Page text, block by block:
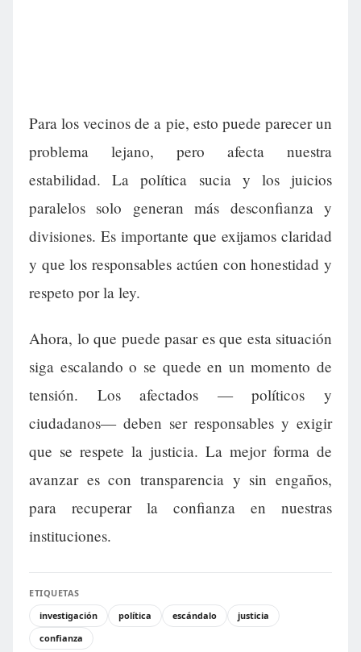
Para los vecinos de a pie, esto puede parecer un
problema lejano, pero afecta nuestra
estabilidad. La política sucia y los juicios
paralelos solo generan más desconfianza y
divisiones. Es importante que exijamos claridad
y que los responsables actúen con honestidad y
respeto por la ley.
Ahora, lo que puede pasar es que esta situación
siga escalando o se quede en un momento de
tensión. Los afectados — políticos y
ciudadanos— deben ser responsables y exigir
que se respete la justicia. La mejor forma de
avanzar es con transparencia y sin engaños,
para recuperar la confianza en nuestras
instituciones.
ETIQUETAS
investigación
política escándalo
justicia
confianza